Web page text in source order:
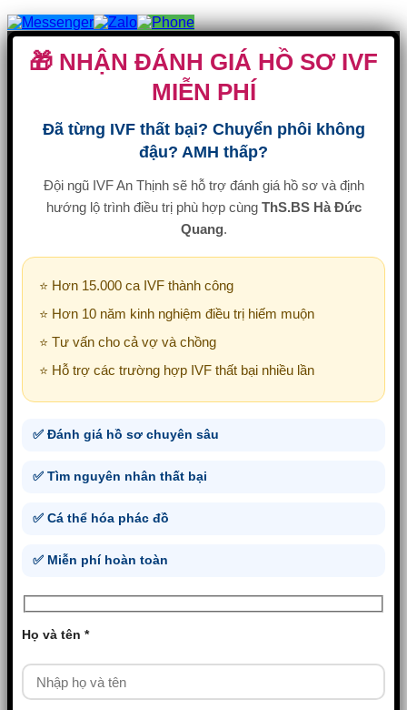
🎁 NHẬN ĐÁNH GIÁ HỒ SƠ IVF
MIỄN PHÍ
Đã từng IVF thất bại? Chuyển phôi không
đậu? AMH thấp?
Đội ngũ IVF An Thịnh sẽ hỗ trợ đánh giá hồ sơ và định
hướng lộ trình điều trị phù hợp cùng ThS.BS Hà Đức
Quang.
⭐ Hơn 15.000 ca IVF thành công
⭐ Hơn 10 năm kinh nghiệm điều trị hiếm muộn
⭐ Tư vấn cho cả vợ và chồng
⭐ Hỗ trợ các trường hợp IVF thất bại nhiều lần
✅ Đánh giá hồ sơ chuyên sâu
✅ Tìm nguyên nhân thất bại
✅ Cá thể hóa phác đồ
✅ Miễn phí hoàn toàn
Họ và tên *